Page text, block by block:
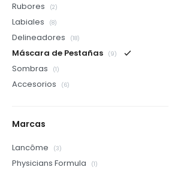
Rubores (2)
Labiales (8)
Delineadores (18)
Máscara de Pestañas (9)
Sombras (1)
Accesorios (6)
Marcas
Lancôme (3)
Physicians Formula (1)